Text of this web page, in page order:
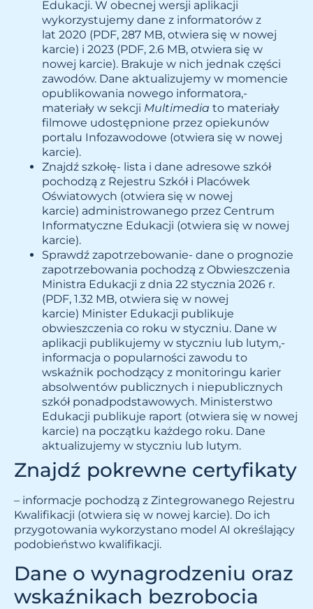
Edukacji. W obecnej wersji aplikacji
wykorzystujemy dane z informatorów z
lat 2020 (PDF, 287 MB, otwiera się w nowej
karcie) i 2023 (PDF, 2.6 MB, otwiera się w
nowej karcie). Brakuje w nich jednak części
zawodów. Dane aktualizujemy w momencie
opublikowania nowego informatora,-
materiały w sekcji Multimedia to materiały
filmowe udostępnione przez opiekunów
portalu Infozawodowe (otwiera się w nowej
karcie).
Znajdź szkołę- lista i dane adresowe szkół
pochodzą z Rejestru Szkół i Placówek
Oświatowych (otwiera się w nowej
karcie) administrowanego przez Centrum
Informatyczne Edukacji (otwiera się w nowej
karcie).
Sprawdź zapotrzebowanie- dane o prognozie
zapotrzebowania pochodzą z Obwieszczenia
Ministra Edukacji z dnia 22 stycznia 2026 r.
(PDF, 1.32 MB, otwiera się w nowej
karcie) Minister Edukacji publikuje
obwieszczenia co roku w styczniu. Dane w
aplikacji publikujemy w styczniu lub lutym,-
informacja o popularności zawodu to
wskaźnik pochodzący z monitoringu karier
absolwentów publicznych i niepublicznych
szkół ponadpodstawowych. Ministerstwo
Edukacji publikuje raport (otwiera się w nowej
karcie) na początku każdego roku. Dane
aktualizujemy w styczniu lub lutym.
Znajdź pokrewne certyfikaty
– informacje pochodzą z Zintegrowanego Rejestru
Kwalifikacji (otwiera się w nowej karcie). Do ich
przygotowania wykorzystano model AI określający
podobieństwo kwalifikacji.
Dane o wynagrodzeniu oraz
wskaźnikach bezrobocia